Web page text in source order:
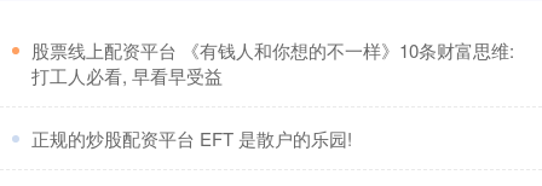
​股票线上配资平台 《有钱人和你想的不一样》10条财富思维:
打工人必看, 早看早受益
​正规的炒股配资平台 EFT 是散户的乐园!